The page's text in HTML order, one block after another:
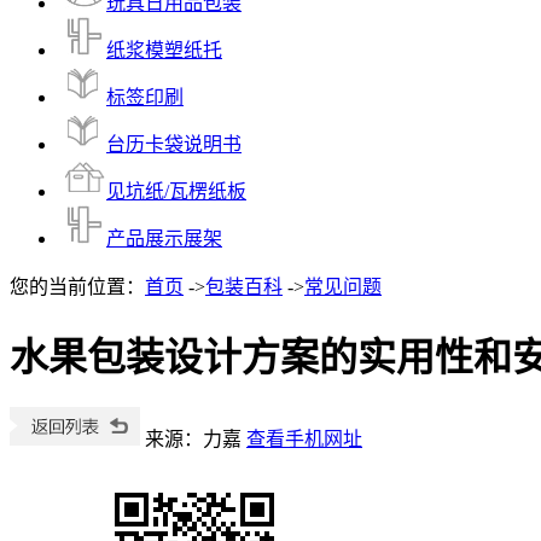
纸浆模塑纸托
标签印刷
台历卡袋说明书
见坑纸/瓦楞纸板
产品展示展架
您的当前位置： 首页 ->包装百科 ->常见问题
水果包装设计方案的实用性和
来源：力嘉 查看手机网址